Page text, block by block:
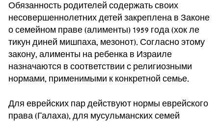
Обязанность родителей содержать своих
несовершеннолетних детей закреплена в Законе
о семейном праве (алименты) 1959 года (хок ле
тикун диней мишпаха, мезонот). Согласно этому
закону, алименты на ребенка в Израиле
назначаются в соответствии с религиозными
нормами, применимыми к конкретной семье.
Для еврейских пар действуют нормы еврейского
права (Галаха), для мусульманских семей